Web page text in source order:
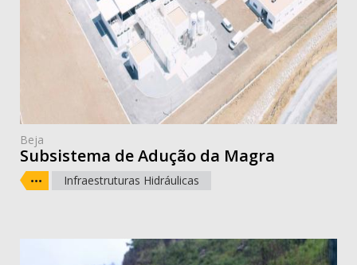
Beja
Subsistema de Adução da Magra
Infraestruturas Hidráulicas